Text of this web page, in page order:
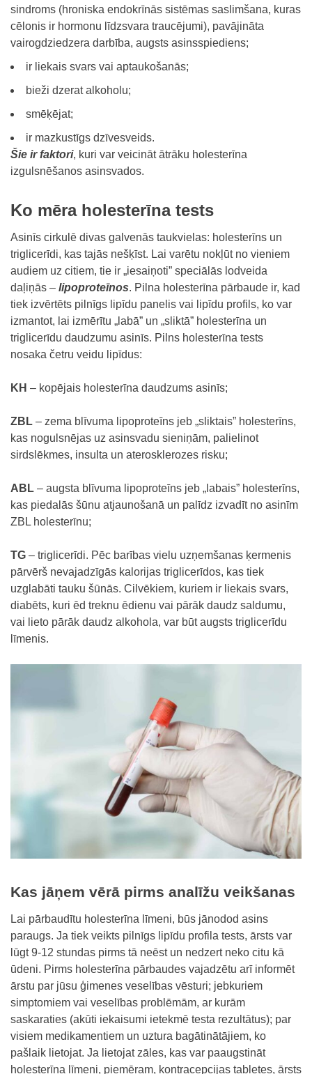
sindroms (hroniska endokrīnās sistēmas saslimšana, kuras
cēlonis ir hormonu līdzsvara traucējumi), pavājināta
vairogdziedzera darbība, augsts asinsspiediens;
ir liekais svars vai aptaukošanās;
bieži dzerat alkoholu;
smēķējat;
ir mazkustīgs dzīvesveids.
Šie ir faktori, kuri var veicināt ātrāku holesterīna
izgulsnēšanos asinsvados.
Ko mēra holesterīna tests
Asinīs cirkulē divas galvenās taukvielas: holesterīns un
triglicerīdi, kas tajās nešķīst. Lai varētu nokļūt no vieniem
audiem uz citiem, tie ir „iesaiņoti” speciālās lodveida
daļiņās – lipoproteīnos. Pilna holesterīna pārbaude ir, kad
tiek izvērtēts pilnīgs lipīdu panelis vai lipīdu profils, ko var
izmantot, lai izmērītu „labā” un „sliktā” holesterīna un
triglicerīdu daudzumu asinīs. Pilns holesterīna tests
nosaka četru veidu lipīdus:
KH – kopējais holesterīna daudzums asinīs;
ZBL – zema blīvuma lipoproteīns jeb „sliktais” holesterīns,
kas nogulsnējas uz asinsvadu sieniņām, palielinot
sirdslēkmes, insulta un aterosklerozes risku;
ABL – augsta blīvuma lipoproteīns jeb „labais” holesterīns,
kas piedalās šūnu atjaunošanā un palīdz izvadīt no asinīm
ZBL holesterīnu;
TG – triglicerīdi. Pēc barības vielu uzņemšanas ķermenis
pārvērš nevajadzīgās kalorijas triglicerīdos, kas tiek
uzglabāti tauku šūnās. Cilvēkiem, kuriem ir liekais svars,
diabēts, kuri ēd treknu ēdienu vai pārāk daudz saldumu,
vai lieto pārāk daudz alkohola, var būt augsts triglicerīdu
līmenis.
Kas jāņem vērā pirms analīžu veikšanas
Lai pārbaudītu holesterīna līmeni, būs jānodod asins
paraugs. Ja tiek veikts pilnīgs lipīdu profila tests, ārsts var
lūgt 9-12 stundas pirms tā neēst un nedzert neko citu kā
ūdeni. Pirms holesterīna pārbaudes vajadzētu arī informēt
ārstu par jūsu ģimenes veselības vēsturi; jebkuriem
simptomiem vai veselības problēmām, ar kurām
saskaraties (akūti iekaisumi ietekmē testa rezultātus); par
visiem medikamentiem un uztura bagātinātājiem, ko
pašlaik lietojat. Ja lietojat zāles, kas var paaugstināt
holesterīna līmeni, piemēram, kontracepcijas tabletes, ārsts